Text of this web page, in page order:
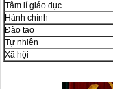
Tâm lí giáo dục
Hành chính
Đào tạo
Tự nhiên
Xã hội